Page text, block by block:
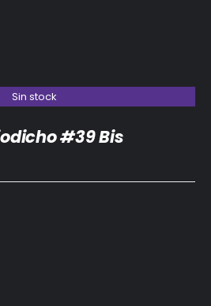
Sin stock
#39 Bis